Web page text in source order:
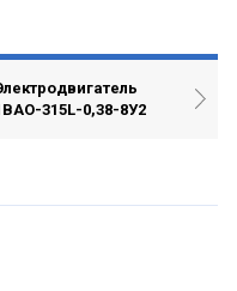
315L-0,38-8У2